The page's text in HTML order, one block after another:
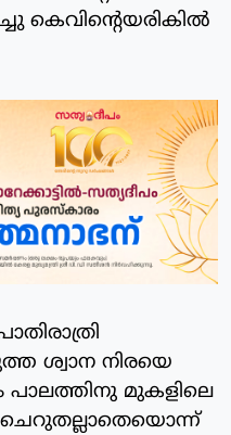
കെവിന്റെയരികില്‍
ശ്വാന നിരയെ
പാലത്തിനു മുകളിലെ